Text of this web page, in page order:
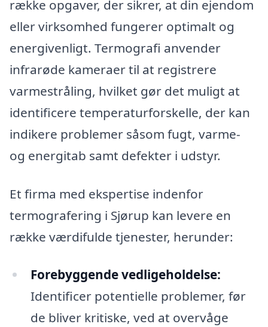
række opgaver, der sikrer, at din ejendom
eller virksomhed fungerer optimalt og
energivenligt. Termografi anvender
infrarøde kameraer til at registrere
varmestråling, hvilket gør det muligt at
identificere temperaturforskelle, der kan
indikere problemer såsom fugt, varme-
og energitab samt defekter i udstyr.
Et firma med ekspertise indenfor
termografering i Sjørup kan levere en
række værdifulde tjenester, herunder:
Forebyggende vedligeholdelse:
Identificer potentielle problemer, før
de bliver kritiske, ved at overvåge